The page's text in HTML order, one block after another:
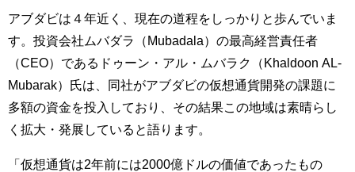
アブダビは４年近く、現在の道程をしっかりと歩んでいま
す。投資会社ムバダラ（Mubadala）の最高経営責任者
（CEO）であるドゥーン・アル・ムバラク（Khaldoon AL-
Mubarak）氏は、同社がアブダビの仮想通貨開発の課題に
多額の資金を投入しており、その結果この地域は素晴らし
く拡大・発展していると語ります。
「仮想通貨は2年前には2000億ドルの価値であったもの